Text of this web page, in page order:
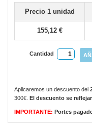
Precio 1 unidad
155,12 €
Cantidad
Aplicaremos un descuento del
300€.
El descuento se
IMPORTANTE: Portes
the
images
gallery
the
images
gallery